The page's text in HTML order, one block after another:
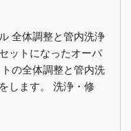
全体調整と管内洗浄
ットになったオーバ
の全体調整と管内洗
します。 洗浄・修